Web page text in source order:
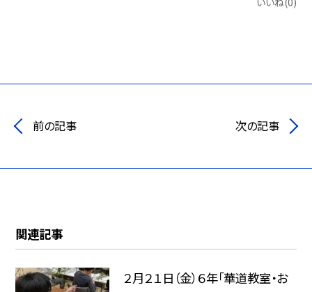
前の記事 次の記事
関連記事
２月２１日（金）６年「華道教室・お